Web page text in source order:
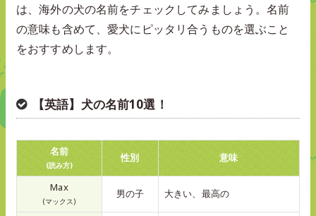
は、海外の犬の名前をチェックしてみましょう。名前
の意味も含めて、愛犬にピッタリ合うものを選ぶこと
をおすすめします。
【英語】犬の名前10選！
名前
(読み方)
性別 意味
Max
(マックス)
男の子 大きい、最高の